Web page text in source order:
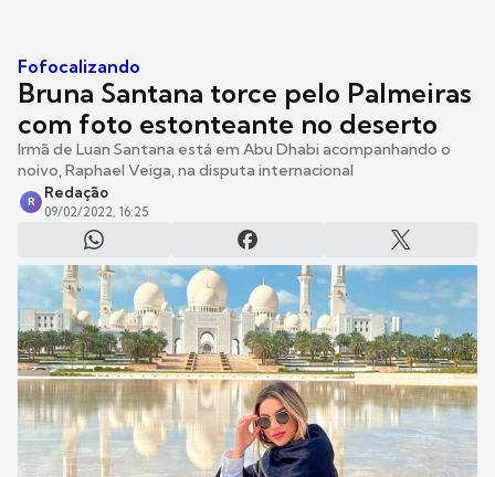
Fofocalizando
Bruna Santana torce pelo Palmeiras
com foto estonteante no deserto
Irmã de Luan Santana está em Abu Dhabi acompanhando o
noivo, Raphael Veiga, na disputa internacional
R
Redação
09/02/2022, 16:25